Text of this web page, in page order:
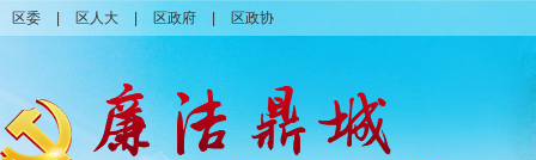
区委 区人大 区政府 区政协